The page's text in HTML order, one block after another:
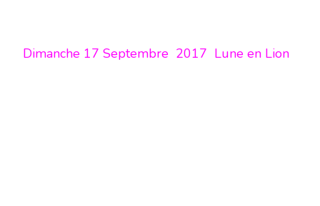
Dimanche 17 Septembre 2017 Lune en Lion